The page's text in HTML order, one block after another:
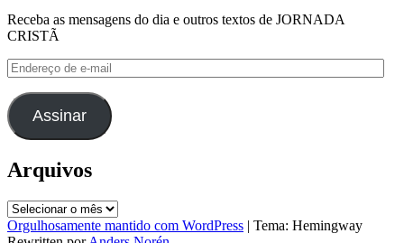
Receba as mensagens do dia e outros textos de JORNADA
CRISTÃ
Endereço
de
e-
mail
Assinar
Arquivos
Arquivos
Orgulhosamente mantido com WordPress | Tema: Hemingway